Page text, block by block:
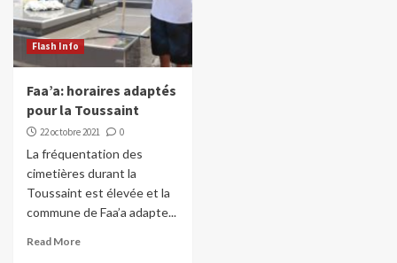
Flash Info
Faa’a: horaires adaptés
pour la Toussaint
22 octobre 2021 0
La fréquentation des
cimetières durant la
Toussaint est élevée et la
commune de Faa’a adapte...
Read More